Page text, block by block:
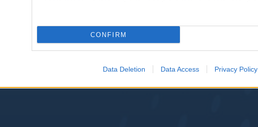
CONFIRM
Data Deletion Data Access Privacy Policy